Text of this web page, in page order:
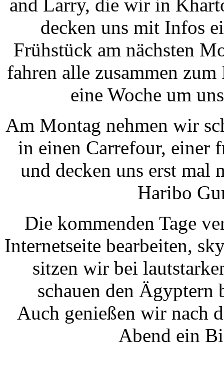
and Larry, die wir in
decken uns mit Infos
Frühstück am nächsten
fahren alle zusammen
eine Woche um
Am Montag nehmen wir
in einen Carrefour, einer
und decken uns erst mal
Haribo
Die kommenden Tage
Internetseite bearbeiten,
sitzen wir bei
schauen den Ägyptern
Auch genießen wir nach
Abend ein